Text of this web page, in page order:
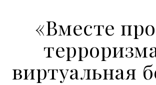
«Вместе
виртуальная